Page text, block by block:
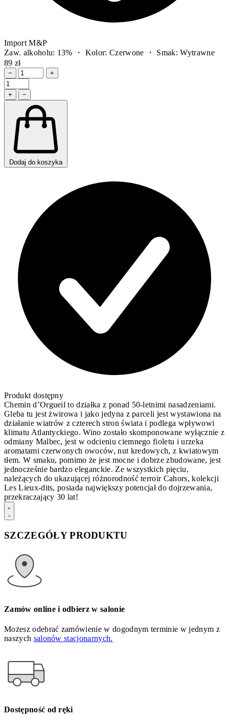
Import M&P
Zaw. alkoholu: 13% ・ Kolor: Czerwone ・ Smak: Wytrawne
89 zł
− +
+ −
Dodaj do koszyka
Produkt dostępny
Chemin d’Orgueil to działka z ponad 50-letnimi nasadzeniami.
Gleba tu jest żwirowa i jako jedyna z parceli jest wystawiona na
działanie wiatrów z czterech stron świata i podlega wpływowi
klimatu Atlantyckiego. Wino zostało skomponowane wyłącznie z
odmiany Malbec, jest w odcieniu ciemnego fioletu i urzeka
aromatami czerwonych owoców, nut kredowych, z kwiatowym
tłem. W smaku, pomimo że jest mocne i dobrze zbudowane, jest
jednocześnie bardzo eleganckie. Ze wszystkich pięciu,
należących do ukazującej różnorodność terroir Cahors, kolekcji
Les Lieux-dits, posiada największy potencjał do dojrzewania,
przekraczający 30 lat!
SZCZEGÓŁY PRODUKTU
Zamów online i odbierz w salonie
Możesz odebrać zamówienie w dogodnym terminie w jednym z
naszych salonów stacjonarnych.
Dostępność od ręki